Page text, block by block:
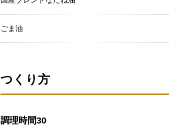
ごま油
つくり方
調理時間30